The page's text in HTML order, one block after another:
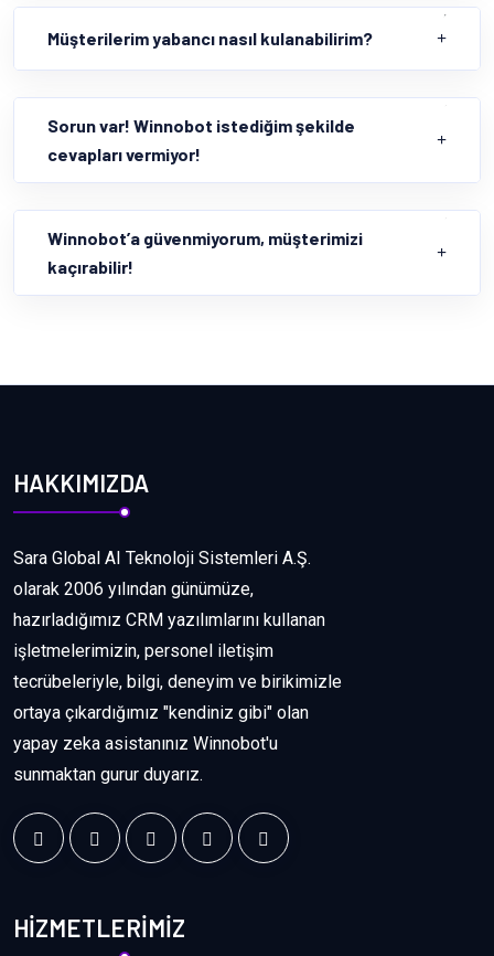
Müşterilerim yabancı nasıl kulanabilirim?
Sorun var! Winnobot istediğim şekilde
cevapları vermiyor!
Winnobot’a güvenmiyorum, müşterimizi
kaçırabilir!
HAKKIMIZDA
Sara Global AI Teknoloji Sistemleri A.Ş.
olarak 2006 yılından günümüze,
hazırladığımız CRM yazılımlarını kullanan
işletmelerimizin, personel iletişim
tecrübeleriyle, bilgi, deneyim ve birikimizle
ortaya çıkardığımız "kendiniz gibi" olan
yapay zeka asistanınız Winnobot'u
sunmaktan gurur duyarız.
HİZMETLERİMİZ